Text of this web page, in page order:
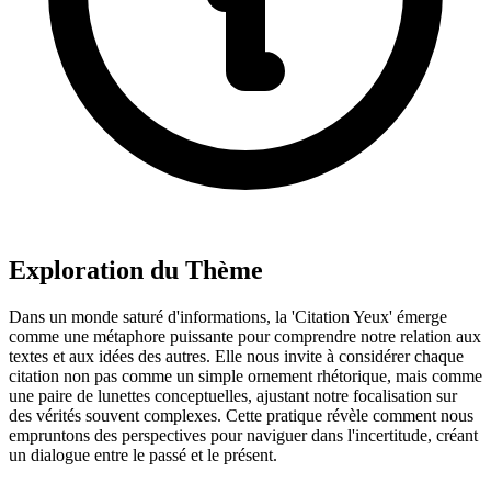
Exploration du Thème
Dans un monde saturé d'informations, la 'Citation Yeux' émerge
comme une métaphore puissante pour comprendre notre relation aux
textes et aux idées des autres. Elle nous invite à considérer chaque
citation non pas comme un simple ornement rhétorique, mais comme
une paire de lunettes conceptuelles, ajustant notre focalisation sur
des vérités souvent complexes. Cette pratique révèle comment nous
empruntons des perspectives pour naviguer dans l'incertitude, créant
un dialogue entre le passé et le présent.